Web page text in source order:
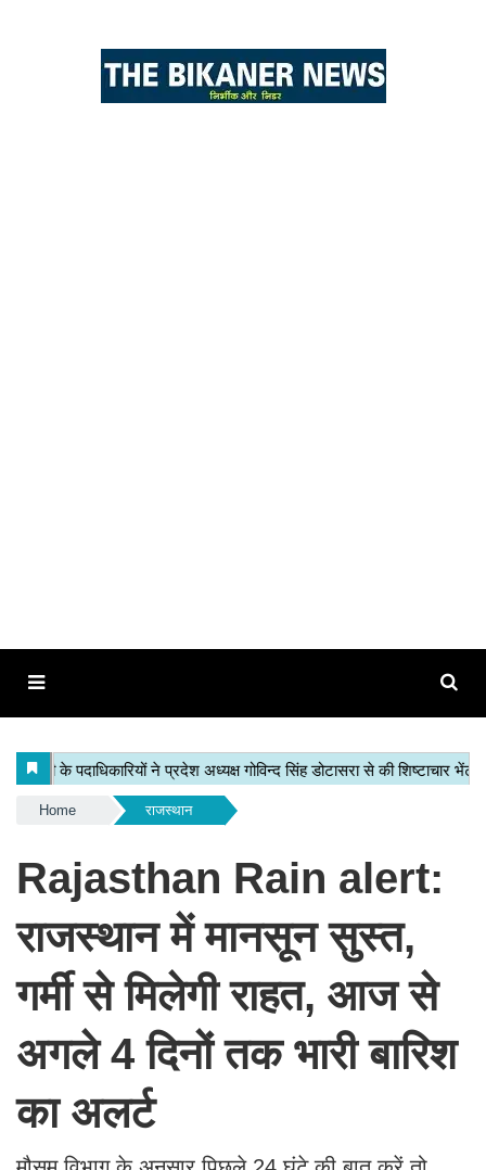
Home राजस्थान
Rajasthan Rain alert:
राजस्थान में मानसून सुस्त,
गर्मी से मिलेगी राहत, आज से
अगले 4 दिनों तक भारी बारिश
का अलर्ट